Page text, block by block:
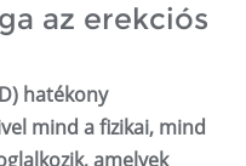
az erekciós
hatékony
mind a fizikai, mind
amelyek